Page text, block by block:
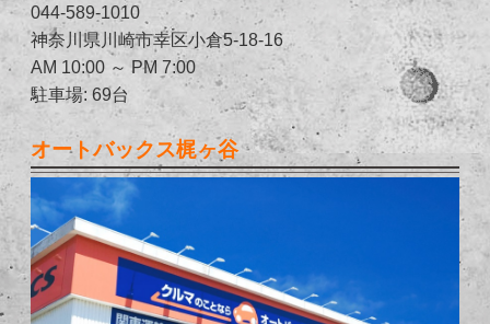
044-589-1010
神奈川県川崎市幸区小倉5-18-16
AM 10:00 ～ PM 7:00
駐車場: 69台
オートバックス梶ヶ谷